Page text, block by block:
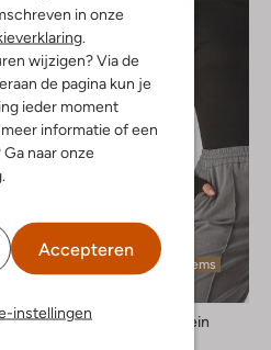
in onze
wijzigen? Via de
de pagina kun je
ieder moment
informatie of een
naar onze
Accepteren
instellingen
Laatste items
Calvin Klein